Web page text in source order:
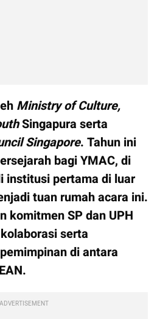
Ministry of Culture,
Singapore. Tahun ini
bagi YMAC, di
institusi pertama di luar
tuan rumah acara ini.
komitmen SP dan UPH
serta
di antara
ADVERTISEMENT